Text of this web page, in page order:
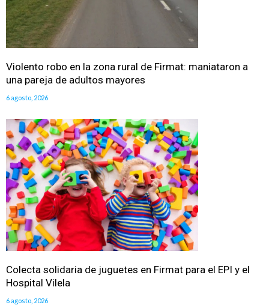
Violento robo en la zona rural de Firmat: maniataron a
una pareja de adultos mayores
6 agosto, 2026
Colecta solidaria de juguetes en Firmat para el EPI y el
Hospital Vilela
6 agosto, 2026